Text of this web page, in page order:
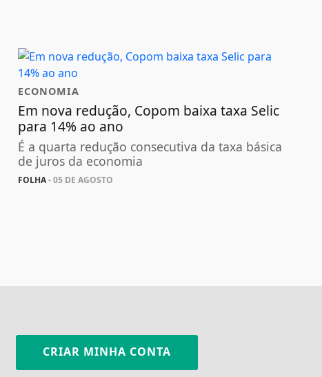
ECONOMIA
Em nova redução, Copom baixa taxa Selic
para 14% ao ano
É a quarta redução consecutiva da taxa básica
de juros da economia
FOLHA- 05 DE AGOSTO
CRIAR MINHA CONTA